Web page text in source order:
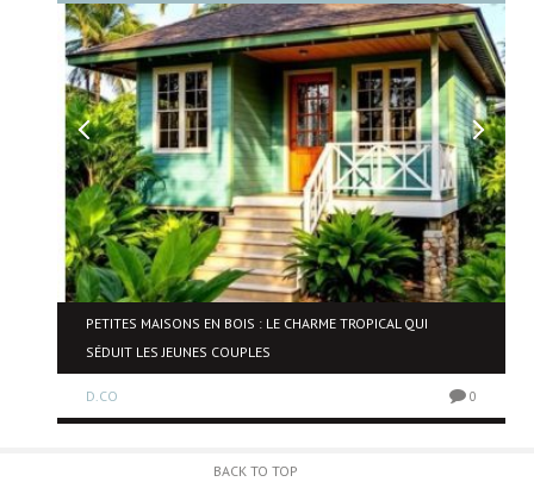
PETITES MAISONS EN BOIS : LE CHARME TROPICAL QUI
SÉDUIT LES JEUNES COUPLES
D.CO 0
BACK TO TOP